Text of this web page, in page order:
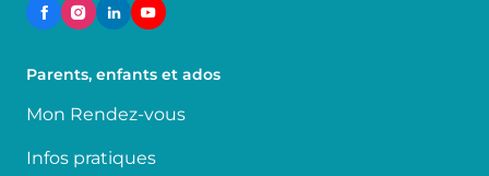
Parents, enfants et ados
Mon Rendez-vous
Infos pratiques